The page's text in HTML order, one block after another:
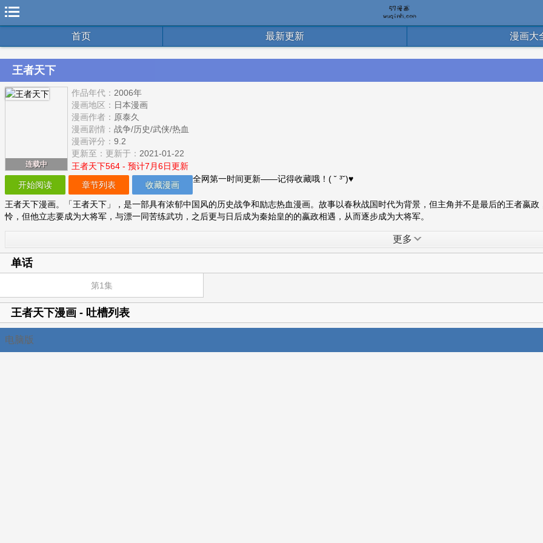
首页 最新更新 漫画大
王者天下
连载中
作品年代： 2006年
漫画地区： 日本漫画
漫画作者： 原泰久
漫画剧情： 战争/历史/武侠/热血
漫画评分： 9.2
更新至： 更新于： 2021-01-22
王者天下564 - 预计7月6日更新
全网第一时间更新——记得收藏哦！( ˘ ³˘)♥
开始阅读 章节列表
收藏漫画
王者天下漫画。「王者天下」，是一部具有浓郁中国风的历史战争和励志热血漫画。故事以春秋战国时代为背景，但主角并不是最后的王者嬴
怜，但他立志要成为大将军，与漂一同苦练武功，之后更与日后成为秦始皇的的嬴政相遇，从而逐步成为大将军。
更多
单话
第1集
王者天下漫画 - 吐槽列表
电脑版